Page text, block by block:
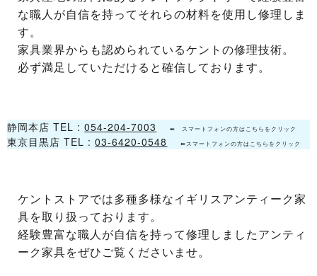
な職人が自信を持ってそれらの材料を使用し修理しま
す。
家具業界からも認められているケントの修理技術。
必ず満足していただけると確信しております。
静岡本店 TEL :054-204-7003 ⬅ スマートフォンの方はこちらをクリック
東京目黒店 TEL :03-6420-0548 ⬅スマートフォンの方はこちらをクリック
ケントストアでは多種多様なイギリスアンティーク家
具を取り扱っております。
経験豊富な職人が自信を持って修理しましたアンティ
ーク家具をぜひご覧くださいませ。